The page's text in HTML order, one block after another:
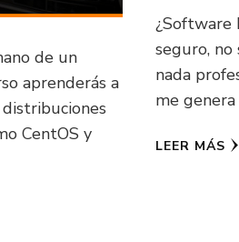
de un
aprenderás a
CentOS y
¿Software
seguro, no
nada
me
LEER MÁS